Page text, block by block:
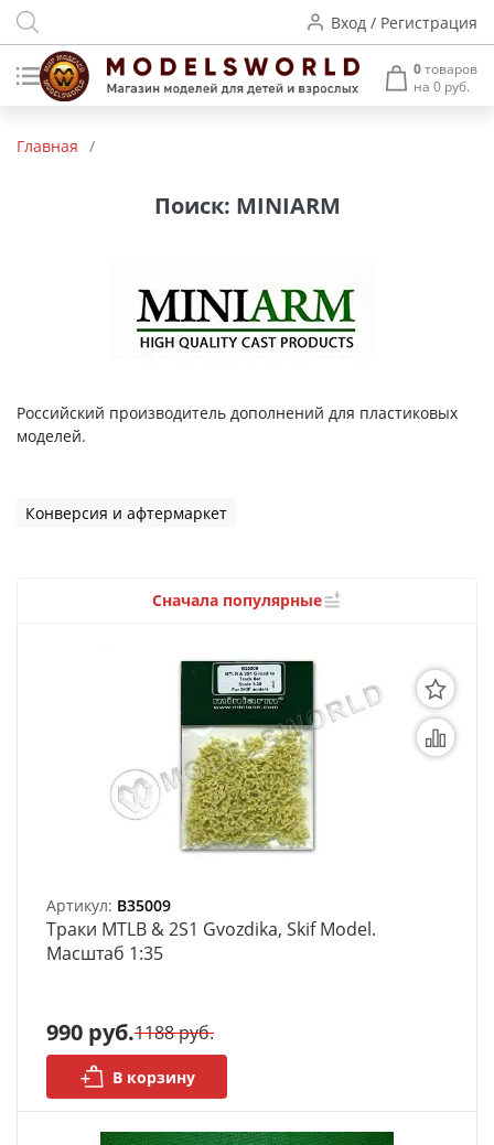
Вход / Регистрация
0товаров
на 0 руб.
устройства
Пластиковые модели
Архитектурные макеты
Аэрографы и компрессоры
Материалы для моделизма
Литература для моделиста
Готовые модели
Специальные товары
Товары для школы
Органайзеры
Полки под краску
Рабочая станция
Главная /
Поиск: MINIARM
Российский производитель дополнений для пластиковых
моделей.
Конверсия и афтермаркет
Сначала популярные
Артикул: B35009
Траки MTLB & 2S1 Gvozdika, Skif Model.
Масштаб 1:35
990 руб.1188 руб.
В корзину